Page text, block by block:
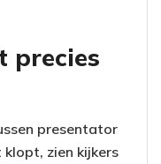
precies
presentator
zien kijkers